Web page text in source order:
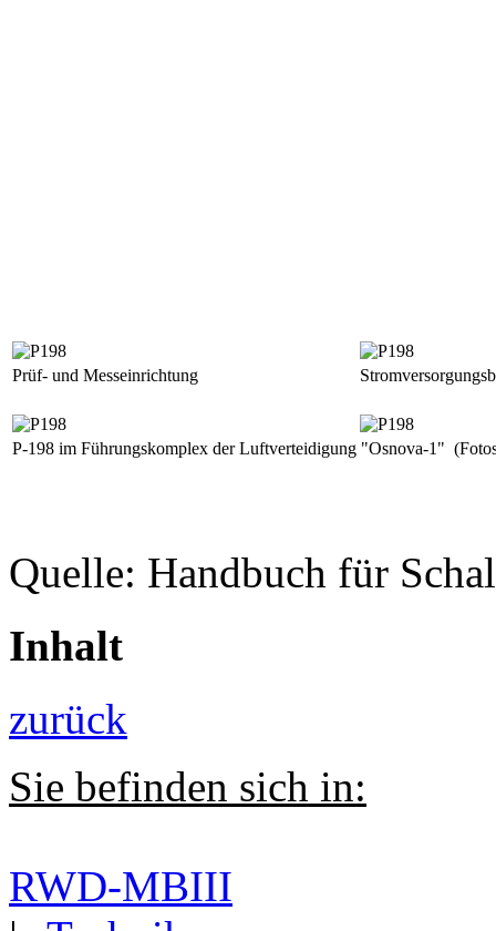
Prüf- und Messeinrichtung
P-198 im Führungskomplex der Luftverteidigung "Osnova-1"
Quelle: Handbuch für
Inhalt
zurück
Sie befinden sich in:
RWD-MBIII